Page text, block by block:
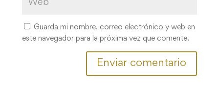
Guarda mi nombre, correo electrónico y web en
este navegador para la próxima vez que comente.